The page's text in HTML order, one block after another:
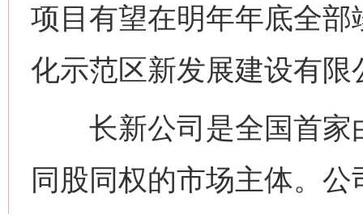
项目有望在明年年底全部
化示范区新发展建设有
长新公司是全国首家
同股同权的市场主体。